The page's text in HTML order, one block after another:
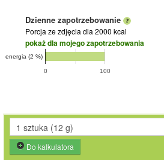
Dzienne zapotrzebowanie
Porcja ze zdjęcia dla 2000 kcal
pokaż dla mojego zapotrzebowania
0 100
energia (2 %)
Do kalkulatora